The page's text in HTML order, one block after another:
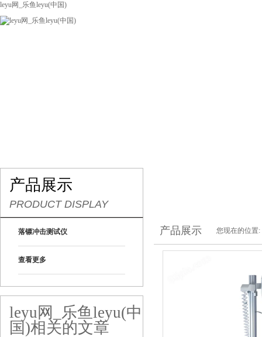
leyu网_乐鱼leyu(中国)
产品展示
PRODUCT DISPLAY
落镖冲击测试仪
查看更多
leyu网_乐鱼leyu(中
国)相关的文章
产品展示 您现在的位置: